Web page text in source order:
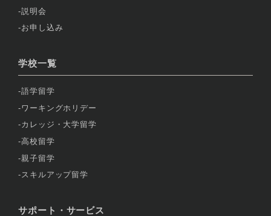
説明会
お申し込み
学校一覧
語学留学
ワーキングホリデー
カレッジ・大学留学
高校留学
親子留学
スキルアップ留学
サポート・サービス